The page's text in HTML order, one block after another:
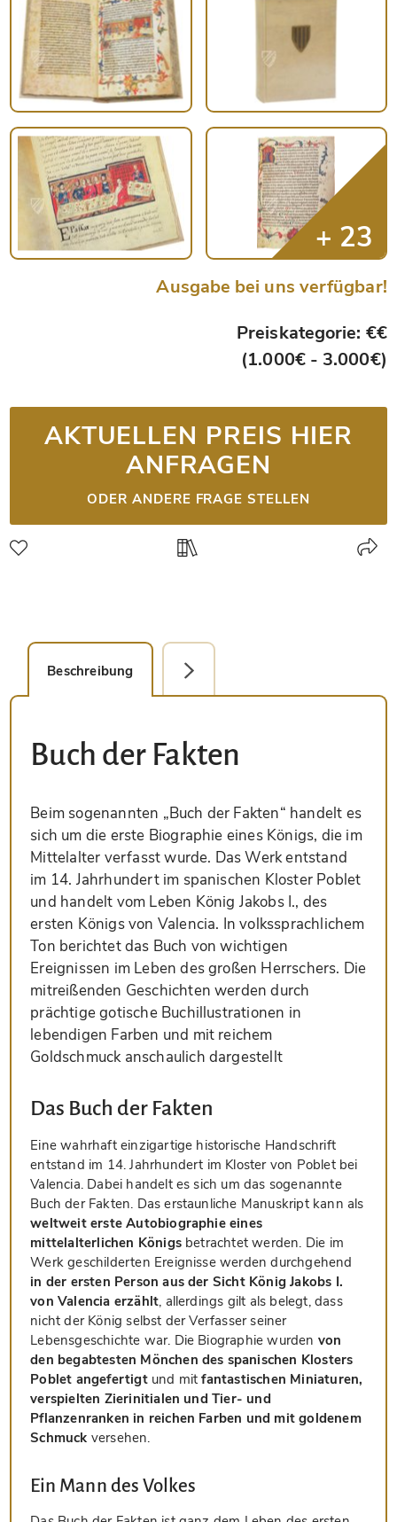
Ausgabe bei uns verfügbar!
Preiskategorie: €€
(1.000€ - 3.000€)
AKTUELLEN PREIS HIER
ANFRAGEN
ODER ANDERE FRAGE STELLEN
Beschreibung Detailbild
Buch der Fakten
Beim sogenannten „Buch der Fakten“ handelt es
sich um die erste Biographie eines Königs, die im
Mittelalter verfasst wurde. Das Werk entstand
im 14. Jahrhundert im spanischen Kloster Poblet
und handelt vom Leben König Jakobs I., des
ersten Königs von Valencia. In volkssprachlichem
Ton berichtet das Buch von wichtigen
Ereignissen im Leben des großen Herrschers. Die
mitreißenden Geschichten werden durch
prächtige gotische Buchillustrationen in
lebendigen Farben und mit reichem
Goldschmuck anschaulich dargestellt
Das Buch der Fakten
Eine wahrhaft einzigartige historische Handschrift
entstand im 14. Jahrhundert im Kloster von Poblet bei
Valencia. Dabei handelt es sich um das sogenannte
Buch der Fakten. Das erstaunliche Manuskript kann als
weltweit erste Autobiographie eines
mittelalterlichen Königsbetrachtet werden. Die im
Werk geschilderten Ereignisse werden durchgehend
in der ersten Person aus der Sicht König Jakobs I.
von Valencia erzählt, allerdings gilt als belegt, dass
nicht der König selbst der Verfasser seiner
Lebensgeschichte war. Die Biographie wurden von
den begabtesten Mönchen des spanischen Klosters
Poblet angefertigtund mitfantastischen Miniaturen,
verspielten Zierinitialen und Tier- und
Pflanzenranken in reichen Farben und mit goldenem
Schmuck versehen.
Ein Mann des Volkes